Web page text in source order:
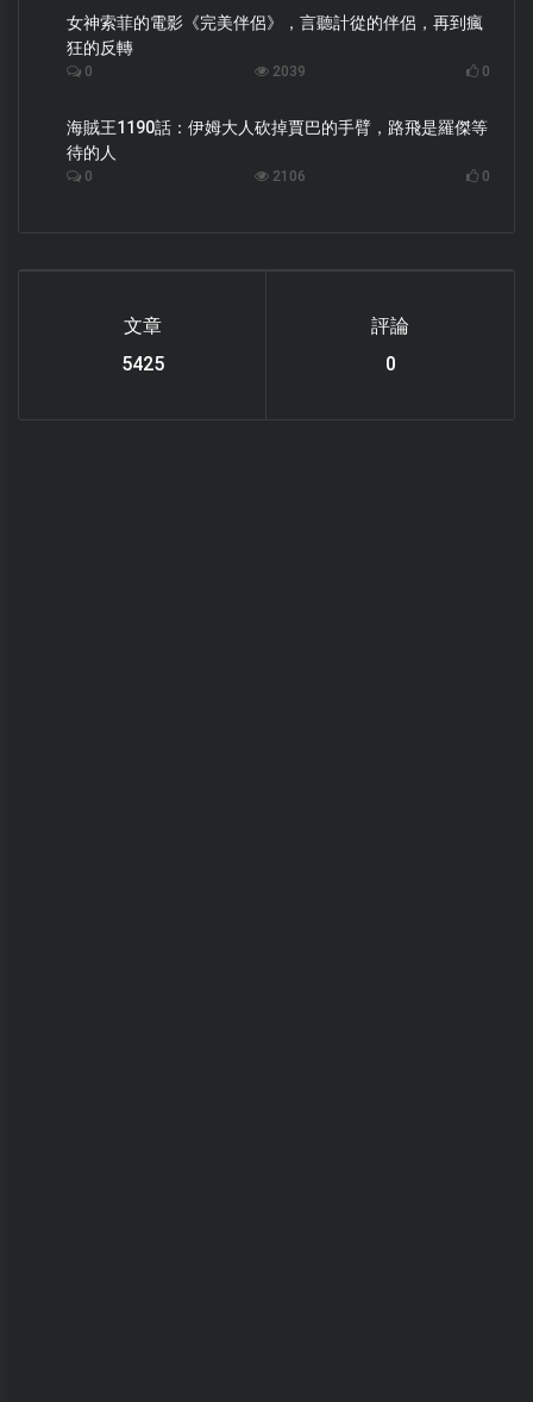
女神索菲的電影《完美伴侶》，言聽計從的伴侶，再到瘋
狂的反轉
0 2039 0
海賊王1190話：伊姆大人砍掉賈巴的手臂，路飛是羅傑等
待的人
0 2106 0
文章
6119
評論
0